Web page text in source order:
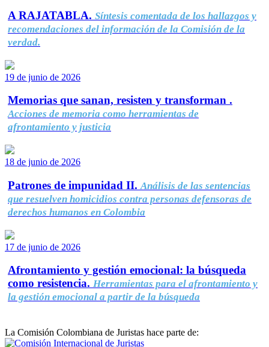
A RAJATABLA. Síntesis comentada de los hallazgos y
recomendaciones del información de la Comisión de la
verdad.
19 de junio de 2026
Memorias que sanan, resisten y transforman .
Acciones de memoria como herramientas de
afrontamiento y justicia
18 de junio de 2026
Patrones de impunidad II. Análisis de las sentencias
que resuelven homicidios contra personas defensoras de
derechos humanos en Colombia
17 de junio de 2026
Afrontamiento y gestión emocional: la búsqueda
como resistencia. Herramientas para el afrontamiento y
la gestión emocional a partir de la búsqueda
La Comisión Colombiana de Juristas hace parte de: